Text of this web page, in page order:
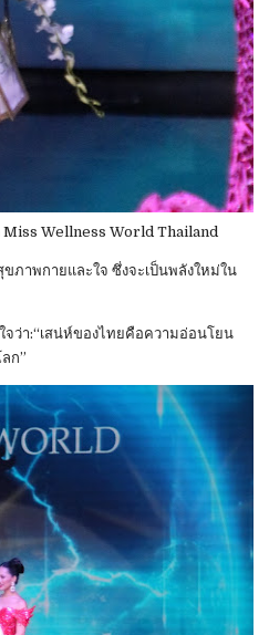
Miss Wellness World Thailand
ภาพกายและใจ ซึ่งจะเป็นพลังใหม่ใน
ว่า:‎“เสน่ห์ของไทยคือความอ่อนโยน
ก”